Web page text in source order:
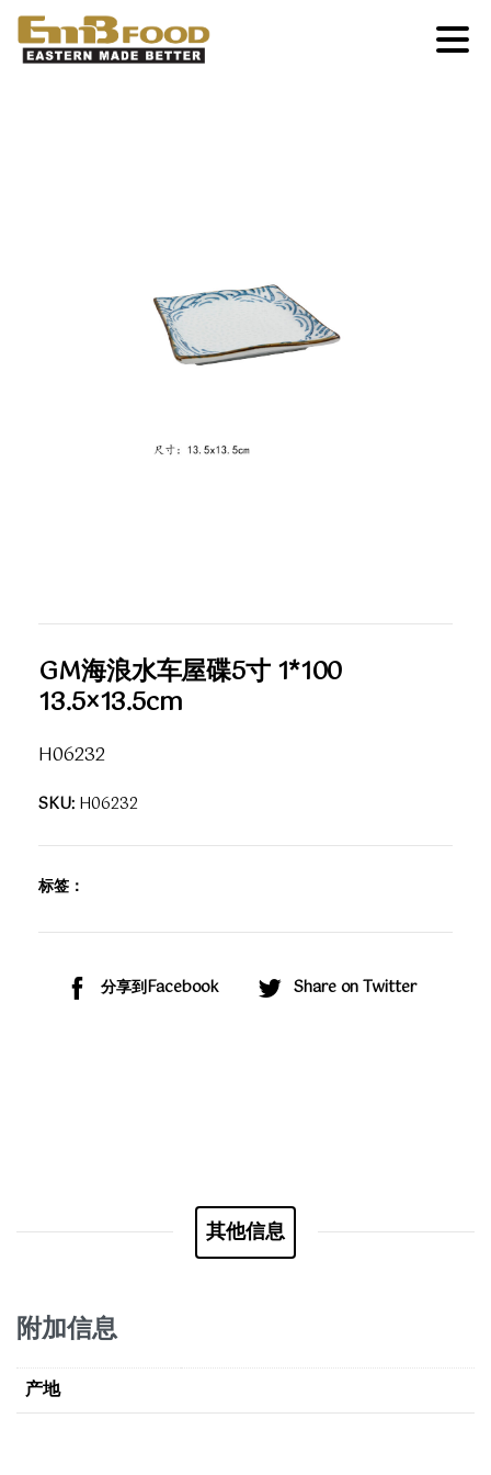
GM海浪水车屋碟5寸 1*100
13.5×13.5cm
H06232
SKU: H06232
标签：
分享到Facebook Share on Twitter
其他信息
附加信息
产地